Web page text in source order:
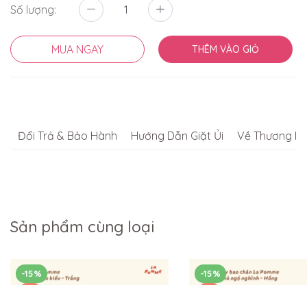
Số lượng:
MUA NGAY THÊM VÀO GIỎ
Đổi Trả & Bảo Hành Hướng Dẫn Giặt Ủi Về Thương
Sản phẩm cùng loại
-15% -15%